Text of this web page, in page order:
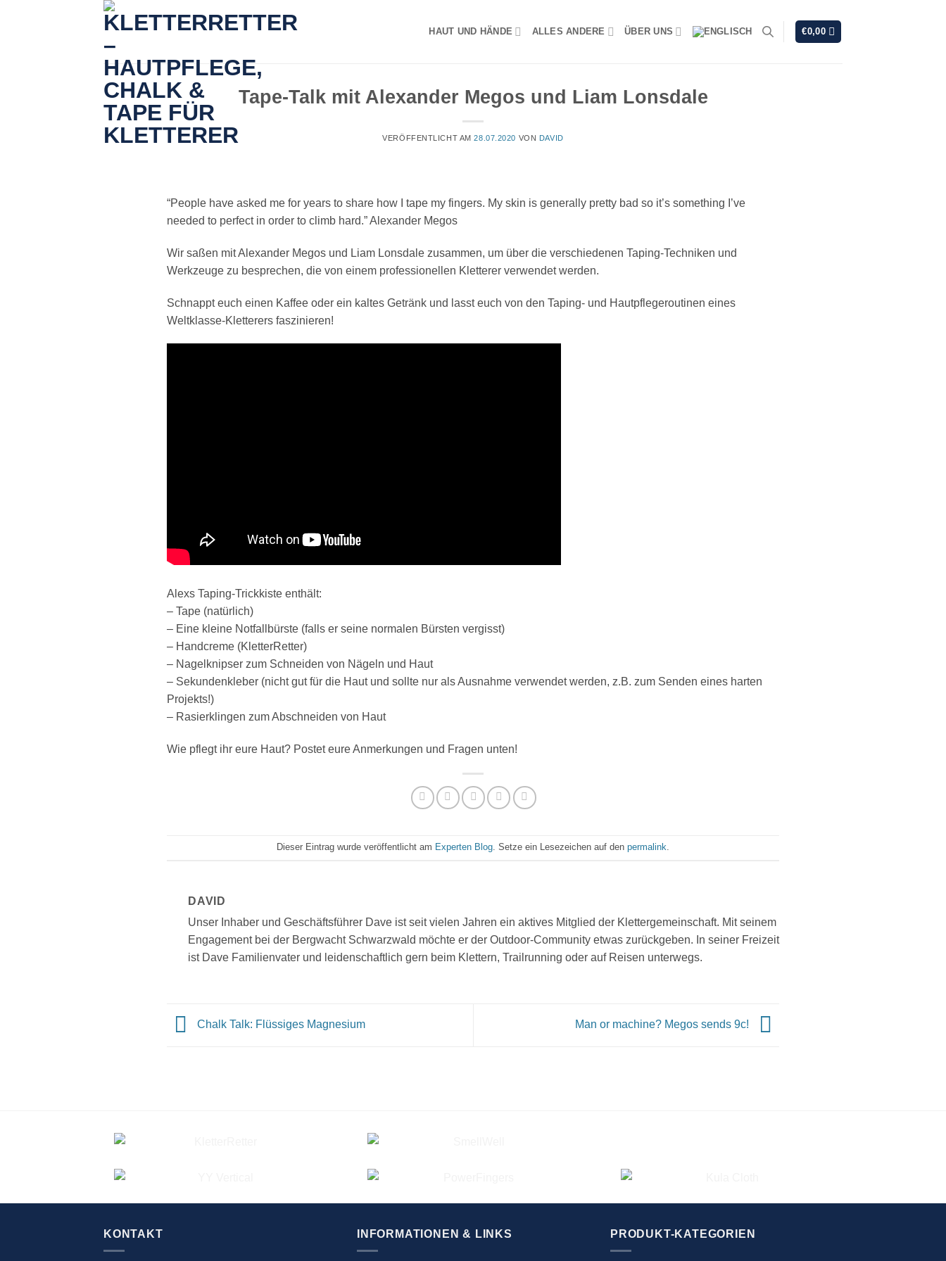
HAUT UND HÄNDE ALLES ANDERE ÜBER UNS €0,00
Tape-Talk mit Alexander Megos und Liam Lonsdale
VERÖFFENTLICHT AM28.07.2020 VON DAVID
“People have asked me for years to share how I tape my fingers. My skin is generally pretty bad so it’s something I’ve
needed to perfect in order to climb hard.” Alexander Megos
Wir saßen mit Alexander Megos und Liam Lonsdale zusammen, um über die verschiedenen Taping-Techniken und
Werkzeuge zu besprechen, die von einem professionellen Kletterer verwendet werden.
Schnappt euch einen Kaffee oder ein kaltes Getränk und lasst euch von den Taping- und Hautpflegeroutinen eines
Weltklasse-Kletterers faszinieren!
Alexs Taping-Trickkiste enthält:
– Tape (natürlich)
– Eine kleine Notfallbürste (falls er seine normalen Bürsten vergisst)
– Handcreme (KletterRetter)
– Nagelknipser zum Schneiden von Nägeln und Haut
– Sekundenkleber (nicht gut für die Haut und sollte nur als Ausnahme verwendet werden, z.B. zum Senden eines harten
Projekts!)
– Rasierklingen zum Abschneiden von Haut
Wie pflegt ihr eure Haut? Postet eure Anmerkungen und Fragen unten!
Dieser Eintrag wurde veröffentlicht am Experten Blog. Setze ein Lesezeichen auf den permalink.
DAVID
Unser Inhaber und Geschäftsführer Dave ist seit vielen Jahren ein aktives Mitglied der Klettergemeinschaft. Mit seinem
Engagement bei der Bergwacht Schwarzwald möchte er der Outdoor-Community etwas zurückgeben. In seiner Freizeit
ist Dave Familienvater und leidenschaftlich gern beim Klettern, Trailrunning oder auf Reisen unterwegs.
Chalk Talk: Flüssiges Magnesium Man or machine? Megos sends 9c!
KONTAKT INFORMATIONEN & LINKS PRODUKT-KATEGORIEN